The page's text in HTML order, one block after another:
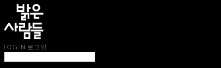
LOG IN 로그인